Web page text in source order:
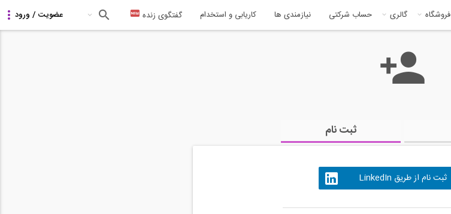
فروشگاه گالری حساب شرکتی نیازمندی ها کاریابی و استخدام گفتگوی زنده
ثبت نام
ثبت نام از طریق LinkedIn